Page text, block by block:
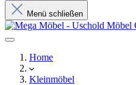
Menü schließen
Home
Kleinmöbel